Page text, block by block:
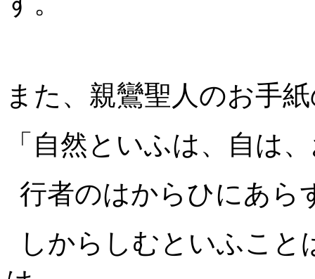
また、親鸞聖人のお手
「自然といふは、自は
行者のはからひにあら
しからしむといふこ